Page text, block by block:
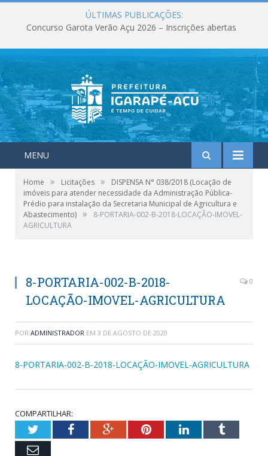
ÚLTIMAS PUBLICAÇÕES:
Concurso Garota Verão Açu 2026 – Inscrições abertas
MENU
Home » Licitações »
DISPENSA N° 038/2018 (Locação de
imóveis para atender necessidade da Administração Pública-
Prédio para instalação da Secretaria Municipal de Agricultura e
Abastecimento) »
8-PORTARIA-002-B-2018-LOCAÇÃO-IMOVEL-
AGRICULTURA
8-PORTARIA-002-B-2018-
LOCAÇÃO-IMOVEL-AGRICULTURA
0
POR ADMINISTRADOR EM 3 DE AGOSTO DE 2020
8-PORTARIA-002-B-2018-LOCAÇÃO-IMOVEL-AGRICULTURA
COMPARTILHAR:
TwitterFacebookGoogle+PinterestLinkedInTumblr
Email